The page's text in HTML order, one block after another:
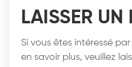
LAISSER UN
Si vous êtes intéressé
en savoir plus, veuillez